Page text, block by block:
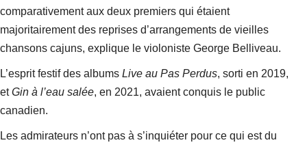
comparativement aux deux premiers qui étaient
majoritairement des reprises d’arrangements de vieilles
chansons cajuns, explique le violoniste George Belliveau.
L’esprit festif des albums Live au Pas Perdus, sorti en 2019,
etGin à l’eau salée, en 2021, avaient conquis le public
canadien.
Les admirateurs n’ont pas à s’inquiéter pour ce qui est du